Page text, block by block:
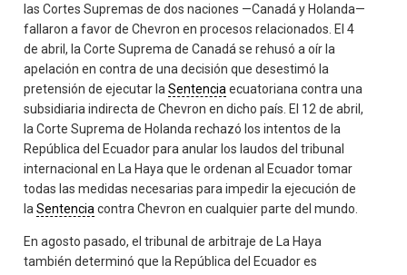
las Cortes Supremas de dos naciones —Canadá y Holanda—
fallaron a favor de Chevron en procesos relacionados. El 4
de abril, la Corte Suprema de Canadá se rehusó a oír la
apelación en contra de una decisión que desestimó la
pretensión de ejecutar laSentencia ecuatoriana contra una
subsidiaria indirecta de Chevron en dicho país. El 12 de abril,
la Corte Suprema de Holanda rechazó los intentos de la
República del Ecuador para anular los laudos del tribunal
internacional en La Haya que le ordenan al Ecuador tomar
todas las medidas necesarias para impedir la ejecución de
laSentencia contra Chevron en cualquier parte del mundo.
En agosto pasado, el tribunal de arbitraje de La Haya
también determinó que la República del Ecuador es